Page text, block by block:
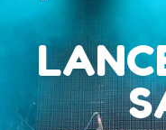
S
O
I
R
É
E